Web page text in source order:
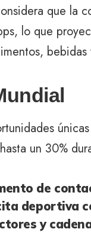
que la
lo que
bebidas
un 30%
de
deportiva
y